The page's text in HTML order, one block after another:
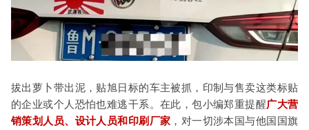
拔出萝卜带出泥，贴旭日标的车主被抓，印制与售卖这类标贴
的企业或个人恐怕也难逃干系。在此，包小编郑重提醒广大营
销策划人员、设计人员和印刷厂家 ，对一切涉本国与他国国旗